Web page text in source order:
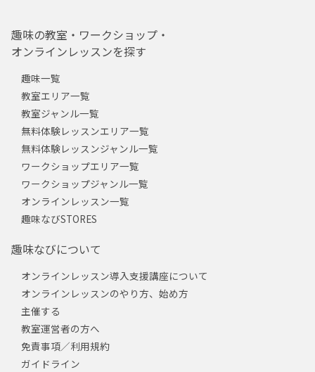
趣味の教室・ワークショップ・
オンラインレッスンを探す
趣味一覧
教室エリア一覧
教室ジャンル一覧
無料体験レッスンエリア一覧
無料体験レッスンジャンル一覧
ワークショップエリア一覧
ワークショップジャンル一覧
オンラインレッスン一覧
趣味なびSTORES
趣味なびについて
オンラインレッスン導入支援講座について
オンラインレッスンのやり方、始め方
主催する
教室運営者の方へ
免責事項／利用規約
ガイドライン